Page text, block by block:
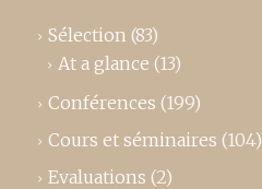
Sélection (83)
At a glance (13)
Conférences (199)
Cours et séminaires (104)
Evaluations (2)